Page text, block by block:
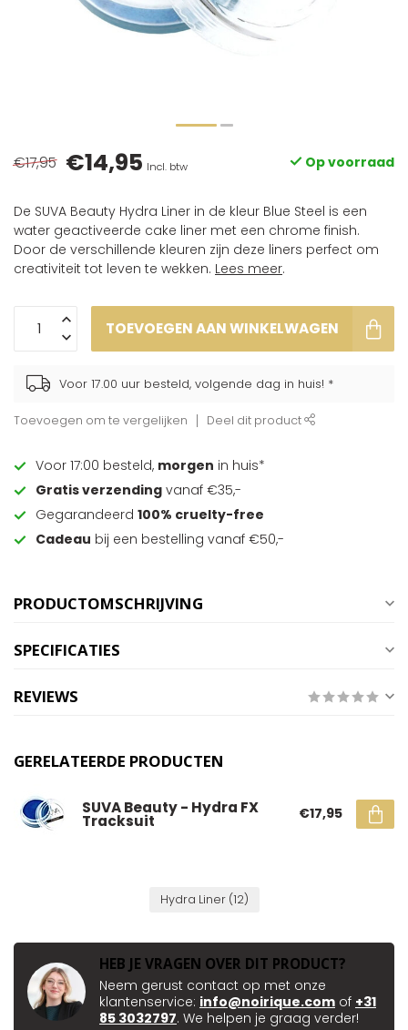
€17,95 €14,95 Incl. btw Op voorraad
De SUVA Beauty Hydra Liner in de kleur Blue Steel is een
water geactiveerde cake liner met een chrome finish.
Door de verschillende kleuren zijn deze liners perfect om
creativiteit tot leven te wekken. Lees meer.
TOEVOEGEN AAN WINKELWAGEN
Voor 17.00 uur besteld, volgende dag in huis! *
Toevoegen om te vergelijken Deel dit product
Voor 17:00 besteld, morgen in huis*
Gratis verzending vanaf €35,-
Gegarandeerd 100% cruelty-free
Cadeau bij een bestelling vanaf €50,-
PRODUCTOMSCHRIJVING
SPECIFICATIES
REVIEWS
GERELATEERDE PRODUCTEN
SUVA Beauty - Hydra FX
Tracksuit €17,95
Hydra Liner (12)
HEB JE VRAGEN OVER DIT PRODUCT?
Neem gerust contact op met onze
klantenservice: info@noirique.com of +31
85 3032797. We helpen je graag verder!